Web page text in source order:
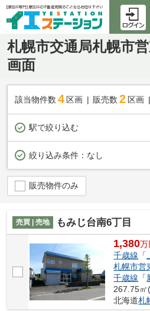
札幌市交通局札幌市
画面
該当物件数 4 区画 販売数 2 区画
駅で絞り込む
絞り込み条件： なし
販売物件のみ
売買 | 売地 もみじ台南6丁目
1,380万
千歳線 「
札幌市営
千歳線 「
267.75㎡
北海道札